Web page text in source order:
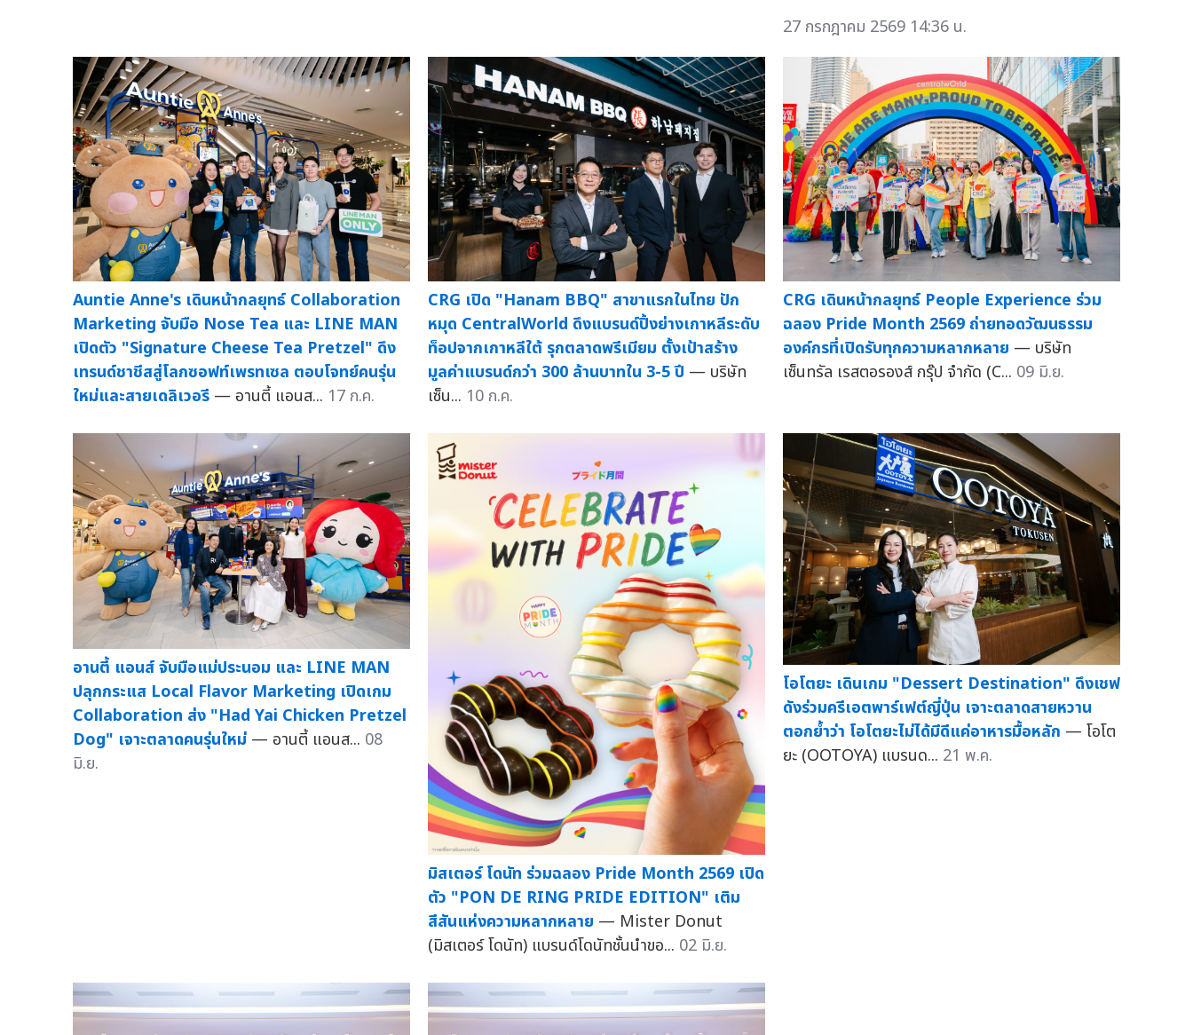
27 กรกฎาคม 2569 14:36 น.
Auntie Anne's เดินหน้ากลยุทธ์ Collaboration
Marketing จับมือ Nose Tea และ LINE MAN
เปิดตัว "Signature Cheese Tea Pretzel" ดึง
เทรนด์ชาชีสสู่โลกซอฟท์เพรทเซล ตอบโจทย์คนรุ่น
ใหม่และสายเดลิเวอรี — อานตี้ แอนส... 17 ก.ค.
CRG เปิด "Hanam BBQ" สาขาแรกในไทย ปัก
หมุด CentralWorld ดึงแบรนด์ปิ้งย่างเกาหลีระดับ
ท็อปจากเกาหลีใต้ รุกตลาดพรีเมียม ตั้งเป้าสร้าง
มูลค่าแบรนด์กว่า 300 ล้านบาทใน 3-5 ปี — บริษัท
เซ็น... 10 ก.ค.
CRG เดินหน้ากลยุทธ์ People Experience ร่วม
ฉลอง Pride Month 2569 ถ่ายทอดวัฒนธรรม
องค์กรที่เปิดรับทุกความหลากหลาย — บริษัท
เซ็นทรัล เรสตอรองส์ กรุ๊ป จำกัด (C... 09 มิ.ย.
อานตี้ แอนส์ จับมือแม่ประนอม และ LINE MAN
ปลุกกระแส Local Flavor Marketing เปิดเกม
Collaboration ส่ง "Had Yai Chicken Pretzel
Dog" เจาะตลาดคนรุ่นใหม่ — อานตี้ แอนส... 08
มิ.ย.
มิสเตอร์ โดนัท ร่วมฉลอง Pride Month 2569 เปิด
ตัว "PON DE RING PRIDE EDITION" เติม
สีสันแห่งความหลากหลาย — Mister Donut
(มิสเตอร์ โดนัท) แบรนด์โดนัทชั้นนำขอ... 02 มิ.ย.
โอโตยะ เดินเกม "Dessert Destination" ดึงเชฟ
ดังร่วมครีเอตพาร์เฟต์ญี่ปุ่น เจาะตลาดสายหวาน
ตอกย้ำว่า โอโตยะไม่ได้มีดีแค่อาหารมื้อหลัก — โอโต
ยะ (OOTOYA) แบรนด... 21 พ.ค.